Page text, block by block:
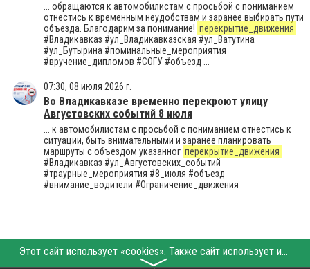
... обращаются к автомобилистам с просьбой с пониманием
отнестись к временным неудобствам и заранее выбирать пути
объезда. Благодарим за понимание! перекрытие_движения
#Владикавказ #ул_Владикавказская #ул_Ватутина
#ул_Бутырина #поминальные_мероприятия
#вручение_дипломов #СОГУ #объезд ...
07:30, 08 июля 2026 г.
Во Владикавказе временно перекроют улицу
Августовских событий 8 июля
... к автомобилистам с просьбой с пониманием отнестись к
ситуации, быть внимательными и заранее планировать
маршруты с объездом указанног перекрытие_движения
#Владикавказ #ул_Августовских_событий
#траурные_мероприятия #8_июля #объезд
#внимание_водители #Ограничение_движения
Этот сайт использует «cookies». Также сайт использует интернет-сервис для сбора технических данных касательно посетителей с целью получения маркетинговой и статистической информации. Условия обработки данных посетителей сайта см.
〉